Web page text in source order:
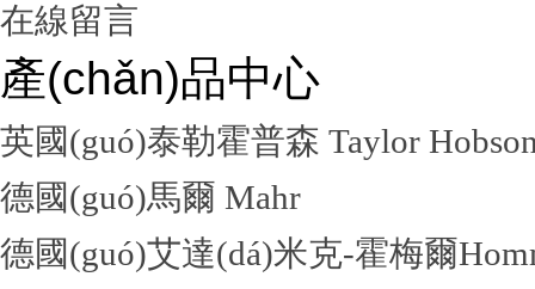
在線留言
產(chǎn)品中心
英國(guó)泰勒霍普森 Taylor
德國(guó)馬爾 Mahr
德國(guó)艾達(dá)米克-霍梅爾